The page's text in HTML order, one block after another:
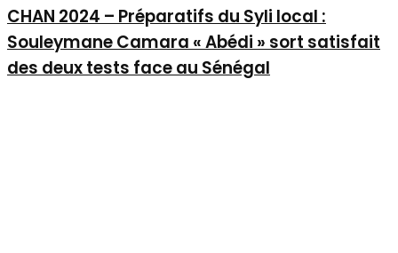
CHAN 2024 – Préparatifs du Syli local :
Souleymane Camara « Abédi » sort satisfait
des deux tests face au Sénégal